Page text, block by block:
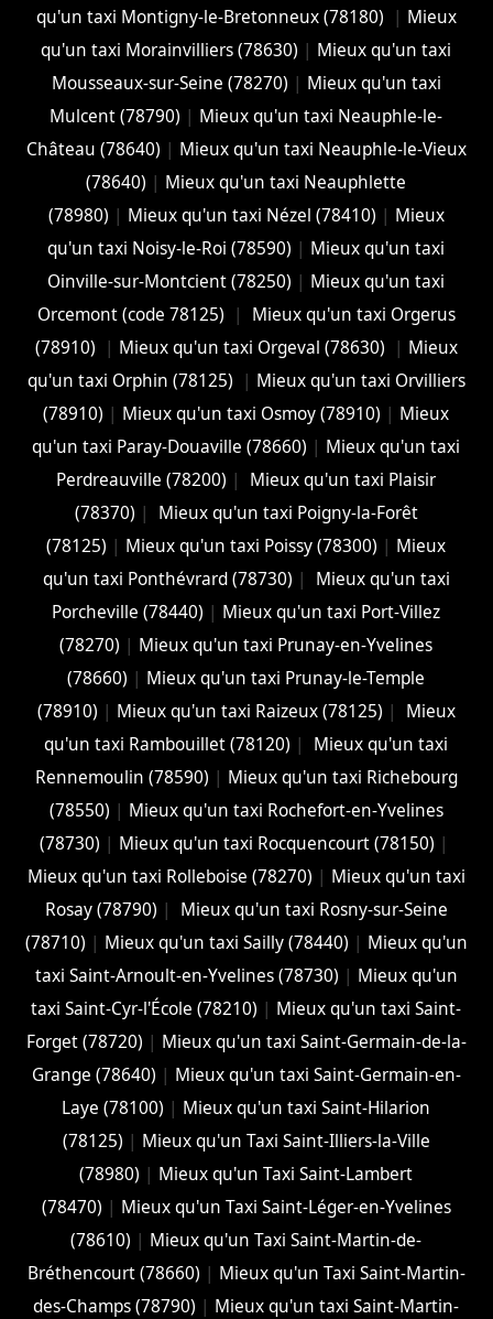
qu'un taxi Montigny-le-Bretonneux (78180)
| Mieux
qu'un taxi Morainvilliers (78630) | Mieux qu'un taxi
Mousseaux-sur-Seine (78270) | Mieux qu'un taxi
Mulcent (78790) | Mieux qu'un taxi Neauphle-le-
Château (78640) | Mieux qu'un taxi Neauphle-le-Vieux
(78640) | Mieux qu'un taxi Neauphlette
(78980) | Mieux qu'un taxi Nézel (78410) | Mieux
qu'un taxi Noisy-le-Roi (78590) | Mieux qu'un taxi
Oinville-sur-Montcient (78250) | Mieux qu'un taxi
Orcemont (code 78125)
|
Mieux qu'un taxi Orgerus
(78910)
| Mieux qu'un taxi Orgeval (78630) | Mieux
qu'un taxi Orphin (78125)
| Mieux qu'un taxi Orvilliers
(78910) | Mieux qu'un taxi Osmoy (78910) | Mieux
qu'un taxi Paray-Douaville (78660) | Mieux qu'un taxi
Perdreauville (78200) |
Mieux qu'un taxi Plaisir
(78370) |
Mieux qu'un taxi Poigny-la-Forêt
(78125) | Mieux qu'un taxi Poissy (78300) | Mieux
qu'un taxi Ponthévrard (78730) |
Mieux qu'un taxi
Porcheville (78440) | Mieux qu'un taxi Port-Villez
(78270) | Mieux qu'un taxi Prunay-en-Yvelines
(78660) | Mieux qu'un taxi Prunay-le-Temple
(78910) | Mieux qu'un taxi Raizeux (78125) |
Mieux
qu'un taxi Rambouillet (78120) |
Mieux qu'un taxi
Rennemoulin (78590) | Mieux qu'un taxi Richebourg
(78550) | Mieux qu'un taxi Rochefort-en-Yvelines
(78730) | Mieux qu'un taxi Rocquencourt (78150) |
Mieux qu'un taxi Rolleboise (78270) | Mieux qu'un taxi
Rosay (78790) |
Mieux qu'un taxi Rosny-sur-Seine
(78710) | Mieux qu'un taxi Sailly (78440) | Mieux qu'un
taxi Saint-Arnoult-en-Yvelines (78730) | Mieux qu'un
taxi Saint-Cyr-l'École (78210) | Mieux qu'un taxi Saint-
Forget (78720) | Mieux qu'un taxi Saint-Germain-de-la-
Grange (78640) | Mieux qu'un taxi Saint-Germain-en-
Laye (78100) | Mieux qu'un taxi Saint-Hilarion
(78125) | Mieux qu'un Taxi Saint-Illiers-la-Ville
(78980) | Mieux qu'un Taxi Saint-Lambert
(78470) | Mieux qu'un Taxi Saint-Léger-en-Yvelines
(78610) | Mieux qu'un Taxi Saint-Martin-de-
Bréthencourt (78660) | Mieux qu'un Taxi Saint-Martin-
des-Champs (78790) | Mieux qu'un taxi Saint-Martin-